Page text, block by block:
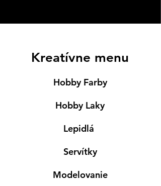
Kreatívne menu
Hobby Farby
Hobby Laky
Lepidlá
Servítky
Modelovanie